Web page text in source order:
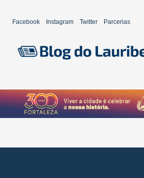
Facebook Instagram Twitter Parcerias